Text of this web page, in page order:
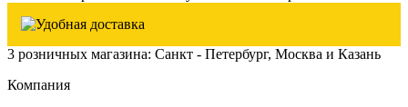
3 розничных магазина: Санкт - Петербург, Москва и Казань
Компания